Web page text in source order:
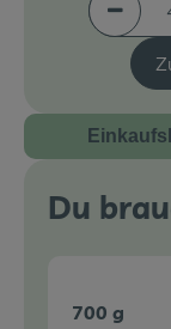
Du
700 g